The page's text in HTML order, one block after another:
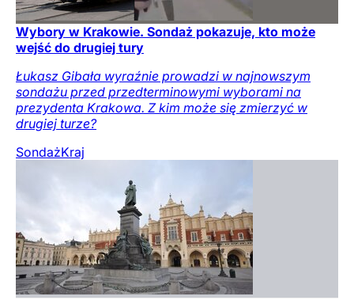
Wybory w Krakowie. Sondaż pokazuje, kto może
wejść do drugiej tury
Łukasz Gibała wyraźnie prowadzi w najnowszym
sondażu przed przedterminowymi wyborami na
prezydenta Krakowa. Z kim może się zmierzyć w
drugiej turze?
SondażKraj